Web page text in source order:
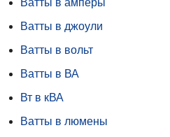
Ватты в джоули
Ватты в вольт
Ватты в ВА
Вт в кВА
Ватты в люмены